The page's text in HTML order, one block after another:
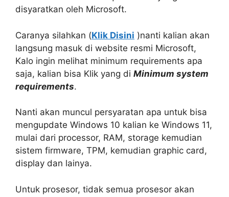
disyaratkan oleh Microsoft.
Caranya silahkan (Klik Disini )nanti kalian akan
langsung masuk di website resmi Microsoft,
Kalo ingin melihat minimum requirements apa
saja, kalian bisa Klik yang di Minimum system
requirements.
Nanti akan muncul persyaratan apa untuk bisa
mengupdate Windows 10 kalian ke Windows 11,
mulai dari processor, RAM, storage kemudian
sistem firmware, TPM, kemudian graphic card,
display dan lainya.
Untuk prosesor, tidak semua prosesor akan